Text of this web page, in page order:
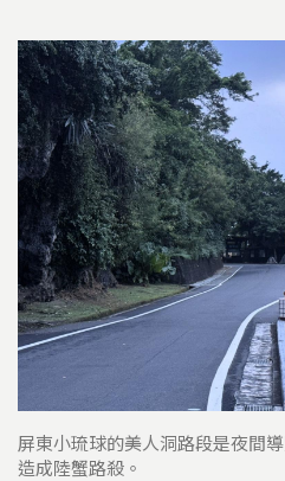
屏東小琉球的美人洞路段是夜間
造成陸蟹路殺。